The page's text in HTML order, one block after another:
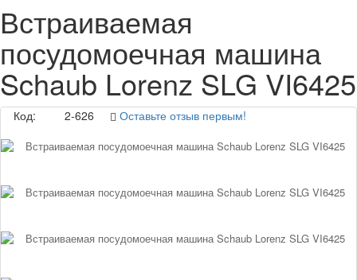
Встраиваемая
посудомоечная машина
Schaub Lorenz SLG VI6425
Код: 2-626 Оставьте отзыв первым!